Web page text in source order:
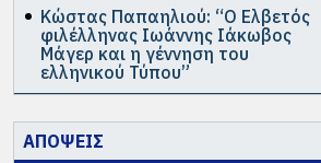
Κώστας Παπαηλιού: “Ο Ελβετός
φιλέλληνας Ιωάννης Ιάκωβος
Μάγερ και η γέννηση του
ελληνικού Τύπου”
ΑΠΟΨΕΙΣ